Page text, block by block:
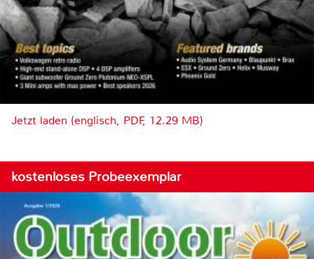
Jetzt laden (englisch, PDF, 12.29 MB)
kostenloses Probeexemplar